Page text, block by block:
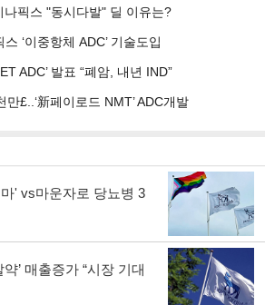
사
유
기
나픽스 "동시다발" 딜 이유는?
‘이중항체 ADC’ 기술도입
ADC’ 발표 “폐암, 내년 IND”
£..‘新페이로드 NMT’ ADC개발
' vs마운자로 당뇨병 3
’ 매출증가 “시장 기대